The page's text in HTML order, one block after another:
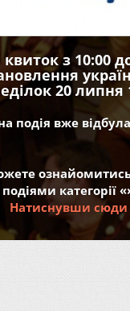
з 10:00
20 липня
подія вже
подіями категорії
Натиснувши сюди